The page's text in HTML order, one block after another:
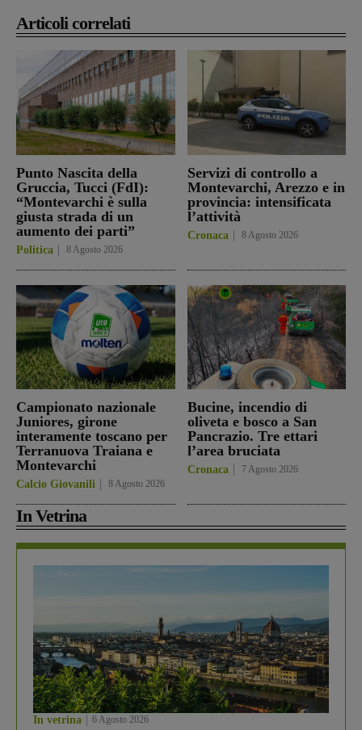
Articoli correlati
Punto Nascita della
Gruccia, Tucci (FdI):
“Montevarchi è sulla
giusta strada di un
aumento dei parti”
Politica 8 Agosto 2026
Servizi di controllo a
Montevarchi, Arezzo e in
provincia: intensificata
l’attività
Cronaca 8 Agosto 2026
Campionato nazionale
Juniores, girone
interamente toscano per
Terranuova Traiana e
Montevarchi
Calcio Giovanili 8 Agosto 2026
Bucine, incendio di
oliveta e bosco a San
Pancrazio. Tre ettari
l’area bruciata
Cronaca 7 Agosto 2026
In Vetrina
In vetrina 6 Agosto 2026